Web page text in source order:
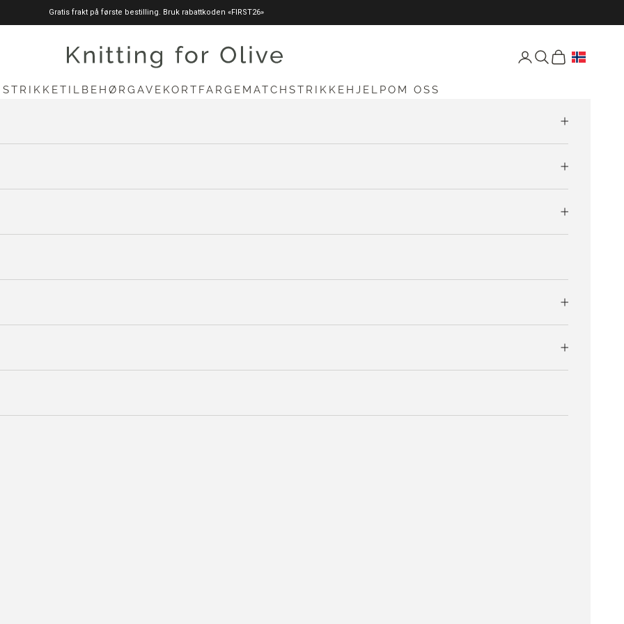
Gratis frakt på første bestilling. Bruk rabattkoden «FIRST26»
knittingforolive.com Åpne konto-siden
Åpne søk
Åpen vogn
STRIKKETILBEHØR GAVEKORT FARGEMATCH STRIKKEHJELPOM OSS